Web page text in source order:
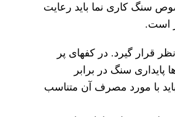
سنگ کاری نما باید رعایت
است.
قرار گیرد. در کفهای پر
پایداری سنگ در برابر
با مورد مصرف آن متناسب